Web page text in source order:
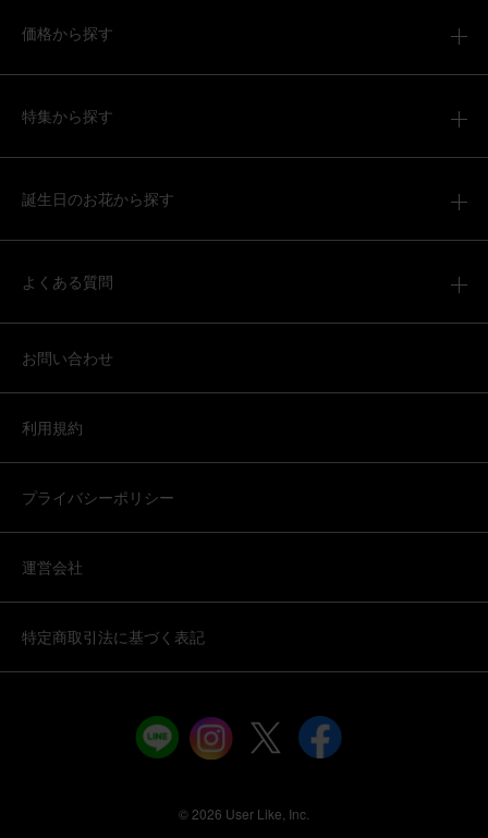
価格から探す
特集から探す
誕生日のお花から探す
よくある質問
お問い合わせ
利用規約
プライバシーポリシー
運営会社
特定商取引法に基づく表記
©︎ 2026 User Like, Inc.